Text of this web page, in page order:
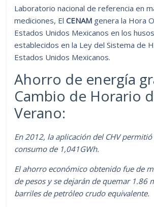
Laboratorio nacional de referencia en
mediciones, ElCENAM genera la Hora
Estados Unidos Mexicanos en los
establecidos en la Ley del Sistema de
Estados Unidos Mexicanos.
Ahorro de energía
Cambio de Horario
Verano:
En 2012, la aplicación del CHV
consumo de 1,041GWh.
El ahorro económico obtenido fue de
de pesos y se dejarán de quemar 1.86
barriles de petróleo crudo equivalente.